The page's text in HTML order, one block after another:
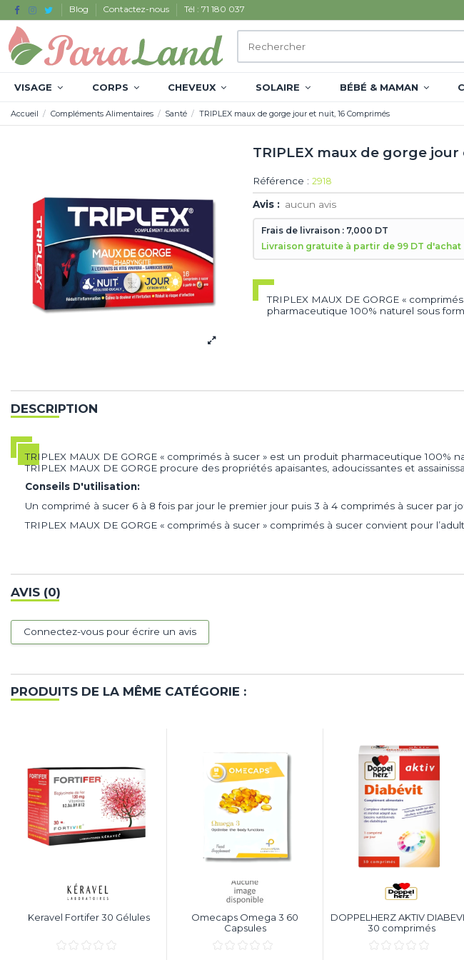
Blog Contactez-nous Tél : 71 180 037
VISAGE CORPS CHEVEUX SOLAIRE BÉBÉ & MAMAN
Accueil Compléments Alimentaires Santé TRIPLEX maux de gorge jour et nuit, 16 Comprimés
TRIPLEX maux de gorge
Référence : 2918
Avis : aucun avis
Frais de livraison : 7,000 DT
Livraison gratuite à partir de 99 DT d'achat
TRIPLEX MAUX DE GORGE «
pharmaceutique 100% naturel sous
DESCRIPTION
TRIPLEX MAUX DE GORGE « comprimés à sucer » est un produit pharmaceutique
TRIPLEX MAUX DE GORGE procure des propriétés apaisantes, adoucissantes et
Conseils D'utilisation:
Un comprimé à sucer 6 à 8 fois par jour le premier jour puis 3 à 4 comprimés à sucer par
TRIPLEX MAUX DE GORGE « comprimés à sucer » comprimés à sucer convient pour
AVIS (0)
Connectez-vous pour écrire un avis
PRODUITS DE LA MÊME CATÉGORIE :
Keravel Fortifer 30 Gélules
Omecaps Omega 3 60
Capsules
DOPPELHERZ AKTIV
30 comprimés